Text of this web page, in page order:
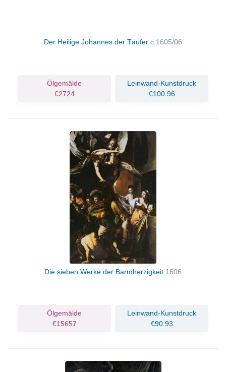
Der Heilige Johannes der Täufer c.1605/06
Ölgemälde
€2724
Leinwand-Kunstdruck
€100.96
Die sieben Werke der Barmherzigkeit 1606
Ölgemälde
€15657
Leinwand-Kunstdruck
€90.93